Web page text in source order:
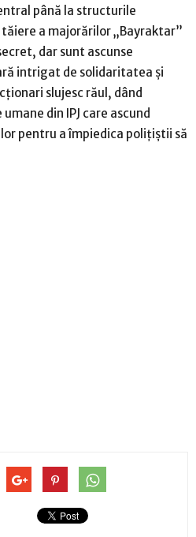
până la structurile
a majorărilor „Bayraktar”
dar sunt ascunse
intrigat de solidaritatea și
slujesc răul, dând
din IPJ care ascund
pentru a împiedica polițiștii să